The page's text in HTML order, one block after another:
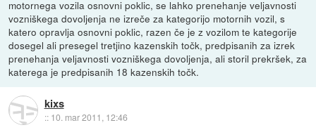
motornega vozila osnovni poklic, se lahko prenehanje veljavnosti
vozniškega dovoljenja ne izreče za kategorijo motornih vozil, s
katero opravlja osnovni poklic, razen če je z vozilom te kategorije
dosegel ali presegel tretjino kazenskih točk, predpisanih za izrek
prenehanja veljavnosti vozniškega dovoljenja, ali storil prekršek, za
katerega je predpisanih 18 kazenskih točk.
kixs
:: 10. mar 2011, 12:46